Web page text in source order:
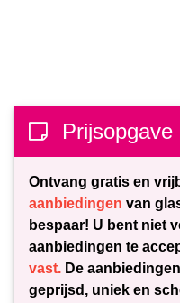
Prijsopgave
Ontvang gratis en
aanbiedingen van
bespaar! U bent niet
aanbiedingen te
vast. De
geprijsd, uniek en